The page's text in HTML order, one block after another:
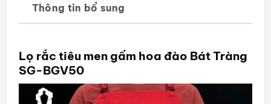
Thông tin bổ sung
Lọ rắc tiêu men gấm hoa đào Bát Tràng
SG-BGV50